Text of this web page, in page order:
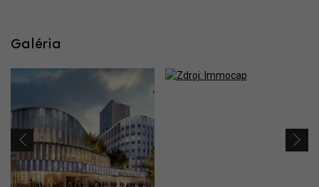
Galéria